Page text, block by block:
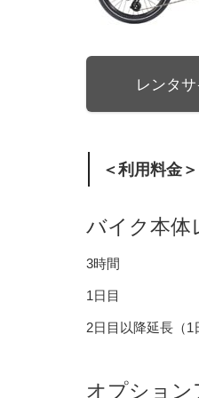
レンタ
＜利用料金＞
バイク本体
3時間 ：￥
1日目 ：￥
2日目以降延長（1
オプショ